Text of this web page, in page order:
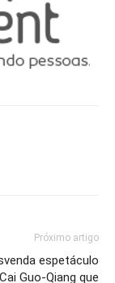
Próximo artigo
espetáculo
Guo-Qiang que